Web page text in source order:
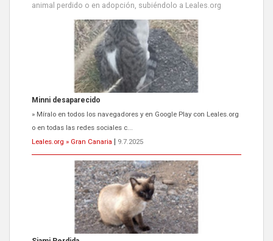
animal perdido o en adopción, subiéndolo a Leales.org
Siami Perdida
Se llama Siami,es hembra de 4 años,esterilizada con marca de
oreja,cariñosa,mimosa pero miedosa,e...
Leales.org » Gran Canaria
9.7.2025